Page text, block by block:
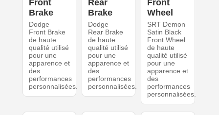
Front
Brake
Dodge
Front Brake
de haute
qualité utilisé
pour une
apparence et
des
performances
personnalisées.
Rear
Brake
Dodge
Rear Brake
de haute
qualité utilisé
pour une
apparence et
des
performances
personnalisées.
Front
Wheel
SRT Demon
Satin Black
Front Wheel
de haute
qualité utilisé
pour une
apparence et
des
performances
personnalisées.